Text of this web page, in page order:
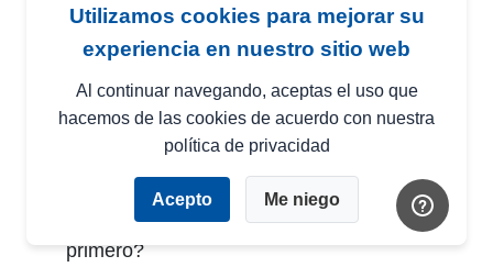
Utilizamos cookies para mejorar su
experiencia en nuestro sitio web
Al continuar navegando, aceptas el uso que
hacemos de las cookies de acuerdo con nuestra
política de privacidad
Acepto Me niego
Capacidad de análisis — ¿Lee los
•Pensamiento estratégico — ¿Ve el
Priorización — ¿Sabe qué importa
primero?